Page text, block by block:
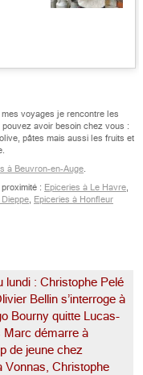
voyages je rencontre les
avoir besoin chez vous :
pâtes mais aussi les fruits et
à Beuvron-en-Auge.
: Epiceries à Le Havre,
, Epiceries à Honfleur
lundi : Christophe Pelé
Bellin s’interroge à
Bourny quitte Lucas-
Marc démarre à
de jeune chez
Vonnas, Christophe